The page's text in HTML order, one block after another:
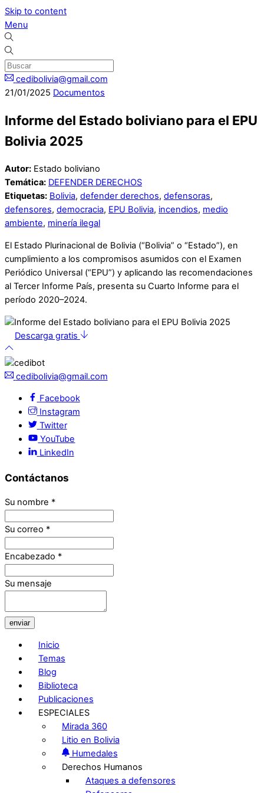
Skip to content
Menu
cedibolivia@gmail.com
21/01/2025 Documentos
Informe del Estado boliviano para el EPU
Bolivia 2025
Autor: Estado boliviano
Temática: DEFENDER DERECHOS
Etiquetas: Bolivia, defender derechos, defensoras,
defensores, democracia, EPU Bolivia, incendios, medio
ambiente, minería ilegal
El Estado Plurinacional de Bolivia (“Bolivia” o “Estado”), en
cumplimiento a los compromisos asumidos con el Examen
Periódico Universal (“EPU”) y aplicando las recomendaciones
al Tercer Informe País, presenta su Cuarto Informe para el
período 2020–2024.
Descarga gratis
cedibolivia@gmail.com
Facebook
Instagram
Twitter
YouTube
LinkedIn
Contáctanos
Su nombre *
Su correo *
Encabezado *
Su mensaje
enviar
Inicio
Temas
Blog
Biblioteca
Publicaciones
ESPECIALES
Mirada 360
Litio en Bolivia
Humedales
Derechos Humanos
Ataques a defensores